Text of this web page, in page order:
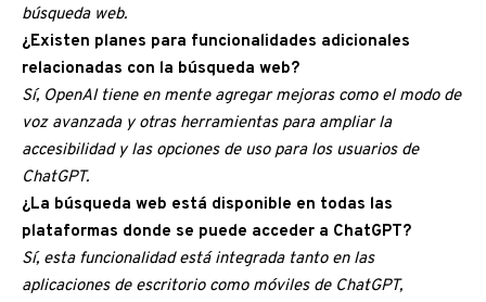
búsqueda web.
¿Existen planes para funcionalidades adicionales
relacionadas con la búsqueda web?
Sí, OpenAI tiene en mente agregar mejoras como el modo de
voz avanzada y otras herramientas para ampliar la
accesibilidad y las opciones de uso para los usuarios de
ChatGPT.
¿La búsqueda web está disponible en todas las
plataformas donde se puede acceder a ChatGPT?
Sí, esta funcionalidad está integrada tanto en las
aplicaciones de escritorio como móviles de ChatGPT,